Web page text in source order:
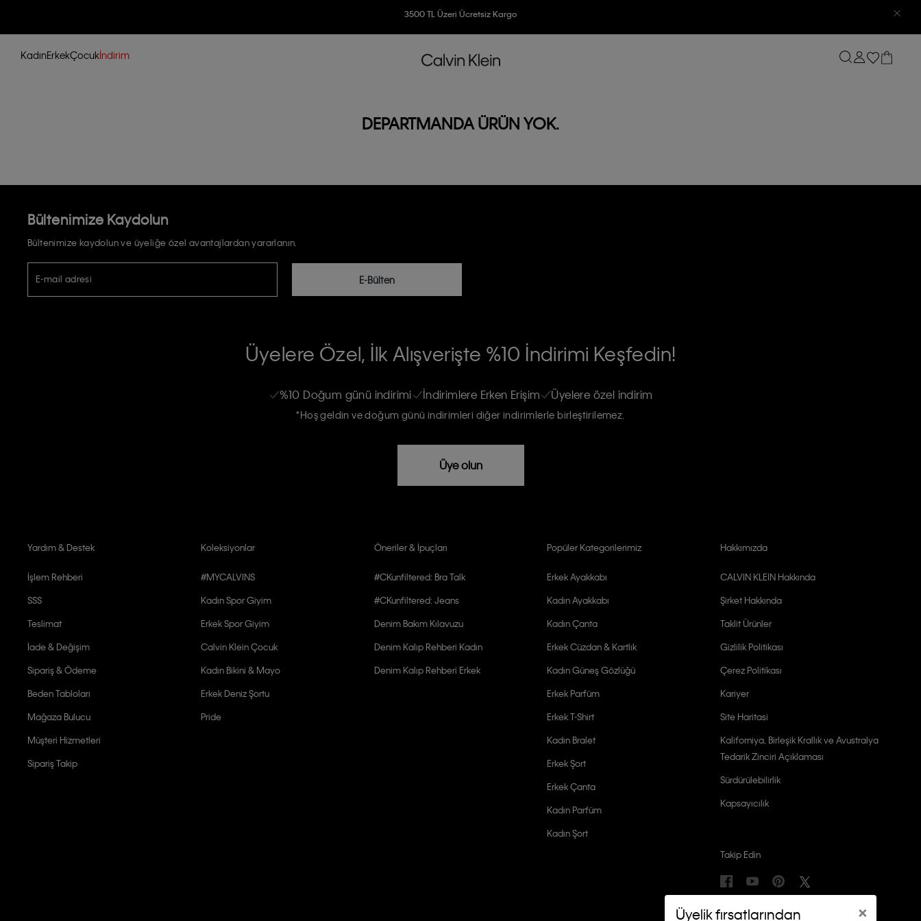
×
Üyelik fırsatlarından
3500 TL Üzeri Ücretsiz Kargo
KadınErkekÇocukİndirim
DEPARTMANDA ÜRÜN YOK.
Bültenimize Kaydolun
Bültenimize kaydolun ve üyeliğe özel avantajlardan yararlanın.
E-mail adresi E-Bülten
Calvin Klein e-bültenine abone olarak, kişisel verilerimin Calvin Klein tarafına gönderileceğinin ve güncel ürün,
Üyelere Özel, İlk Alışverişte %10 İndirimi Keşfedin!
%10 Doğum günü indirimi İndirimlere Erken Erişim Üyelere özel indirim
*Hoş geldin ve doğum günü indirimleri diğer indirimlerle birleştirilemez.
Üye olun
Yardım & Destek
İşlem Rehberi
SSS
Teslimat
İade & Değişim
Sipariş & Ödeme
Beden Tabloları
Mağaza Bulucu
Müşteri Hizmetleri
Sipariş Takip
Koleksiyonlar
#MYCALVINS
Kadın Spor Giyim
Erkek Spor Giyim
Calvin Klein Çocuk
Kadın Bikini & Mayo
Erkek Deniz Şortu
Pride
Öneriler & İpuçları
#CKunfiltered: Bra Talk
#CKunfiltered: Jeans
Denim Bakım Kılavuzu
Denim Kalıp Rehberi Kadın
Denim Kalıp Rehberi Erkek
Popüler Kategorilerimiz
Erkek Ayakkabı
Kadın Ayakkabı
Kadın Çanta
Erkek Cüzdan & Kartlık
Kadın Güneş Gözlüğü
Erkek Parfüm
Erkek T-Shirt
Kadın Bralet
Erkek Şort
Erkek Çanta
Kadın Parfüm
Kadın Şort
Hakkımızda
CALVIN KLEIN Hakkında
Şirket Hakkında
Taklit Ürünler
Gizlilik Politikası
Çerez Politikası
Kariyer
Site Haritasi
Kaliforniya, Birleşik Krallık ve Avustralya
Tedarik Zinciri Açıklaması
Sürdürülebilirlik
Kapsayıcılık
Takip Edin